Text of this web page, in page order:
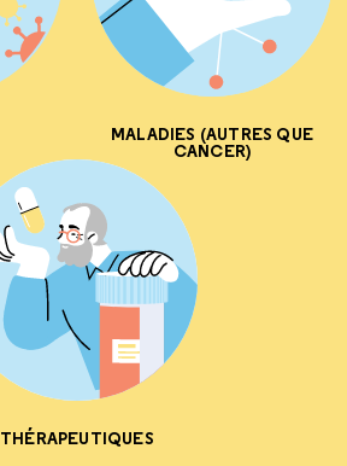
MALADIES (AUTRES QUE
CANCER)
THÉRAPEUTIQUES